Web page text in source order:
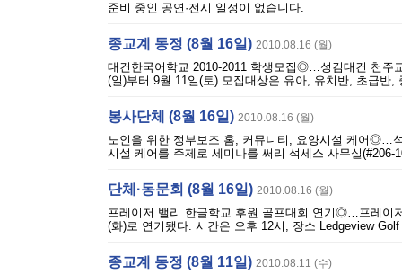
준비 중인 공연·전시 일정이 없습니다.
종교계 동정 (8월 16일) 2010.08.16 (월)
대건한국어학교 2010-2011 학생모집◎…성김대건 천주
(일)부터 9월 11일(토) 모집대상은 유아, 유치반, 초급반
봉사단체 (8월 16일) 2010.08.16 (월)
노인을 위한 정부보조 홈, 커뮤니티, 요양시설 케어◎…
시설 케어를 주제로 세미나를 써리 석세스 사무실
단체·동문회 (8월 16일) 2010.08.16 (월)
프레이저 밸리 한글학교 후원 골프대회 연기◎…프레이
(화)로 연기됐다. 시간은 오후 12시, 장소 Ledgeview
종교계 동정 (8월 11일) 2010.08.11 (수)